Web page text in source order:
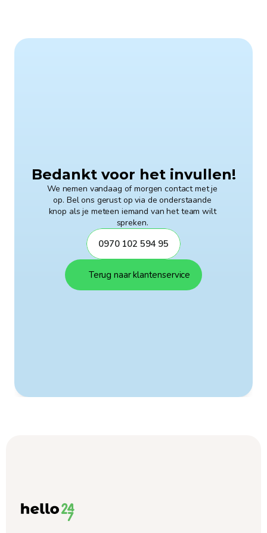
Bedankt voor het invullen!
We nemen vandaag of morgen contact met je
op. Bel ons gerust op via de onderstaande
knop als je meteen iemand van het team wilt
spreken.
0970 102 594 95
Terug naar klantenservice